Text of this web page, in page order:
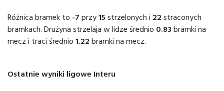
Różnica bramek to -7 przy15 strzelonych i 22 straconych
bramkach. Drużyna strzelaja w lidze średnio 0.83 bramki na
mecz i traci średnio 1.22 bramki na mecz.
Ostatnie wyniki ligowe Interu